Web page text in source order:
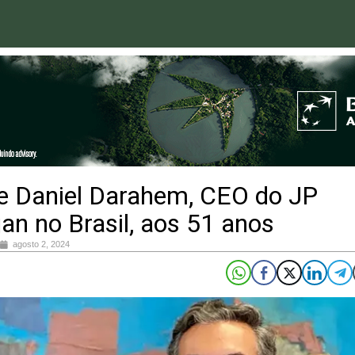
Daniel Darahem, CEO do JP
no Brasil, aos 51 anos
agosto 2, 2024